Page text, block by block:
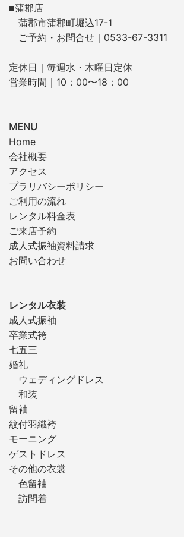
■蒲郡店
蒲郡市蒲郡町堀込17-1
ご予約・お問合せ｜0533-67-3311
定休日｜毎週水・木曜日定休
営業時間｜10：00〜18：00
MENU
Home
会社概要
アクセス
プラリバシーポリシー
ご利用の流れ
レンタル料金表
ご来店予約
成人式振袖資料請求
お問い合わせ
レンタル衣装
成人式振袖
卒業式袴
七五三
婚礼
ウェディングドレス
和装
留袖
紋付羽織袴
モーニング
ゲストドレス
その他の衣裳
色留袖
訪問着